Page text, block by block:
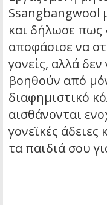
Ssangbangwool
και δήλωσε πως
αποφάσισε να
γονείς, αλλά
βοηθούν από
διαφημιστικό
αισθάνονται
γονεϊκές
τα παιδιά σου